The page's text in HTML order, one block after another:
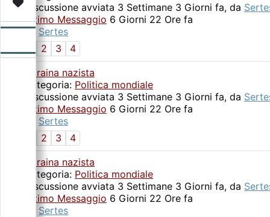
Video
Forum
Donazione
Discussione avviata 3 Settimane 3 Giorni fa, da
Ultimo Messaggio 6 Giorni 22 Ore fa
da Sertes
2 3
4
Ucraina nazista
Categoria: Politica mondiale
Discussione avviata 3 Settimane 3 Giorni fa, da
Ultimo Messaggio 6 Giorni 22 Ore fa
Sertes
2 3
4
Ucraina nazista
Categoria: Politica mondiale
Discussione avviata 3 Settimane 3 Giorni fa, da
Ultimo Messaggio 6 Giorni 22 Ore fa
Sertes